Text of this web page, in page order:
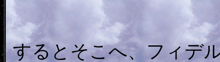
するとそこへ、フィデ